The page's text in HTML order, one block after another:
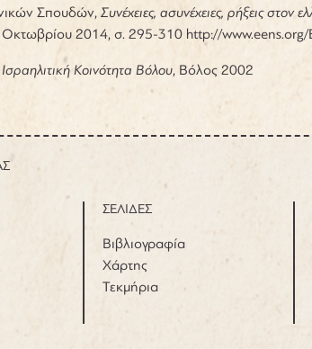
Σπουδών, Συνέχειες, ασυνέχειες, ρήξεις στον
2014, σ. 295-310 http://
Κοινότητα Βόλου, Βόλος 2002
ΣΕΛΙΔΕΣ
Βιβλιογραφία
Χάρτης
Τεκμήρια